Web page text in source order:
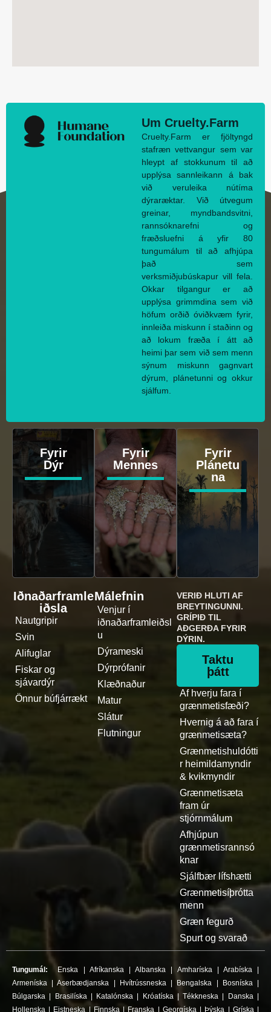
Um Cruelty.Farm
Cruelty.Farm er fjöltyngd
stafræn vettvangur sem var
hleypt af stokkunum til að
upplýsa sannleikann á bak
við veruleika nútíma
dýraræktar. Við útvegum
greinar, myndbandsvitni,
rannsóknarefni og
fræðsluefni á yfir 80
tungumálum til að afhjúpa
það sem
verksmiðjubúskapur vill fela.
Okkar tilgangur er að
upplýsa grimmdina sem við
höfum orðið óviðkvæm fyrir,
innleiða miskunn í staðinn og
að lokum fræða í átt að
heimi þar sem við sem menn
sýnum miskunn gagnvart
dýrum, plánetunni og okkur
sjálfum.
Fyrir
Dýr
Fyrir
Mennes
Fyrir
Plánetu
na
Iðnaðarframle
iðsla
Nautgripir
Svin
Alifuglar
Fiskar og
sjávardýr
Önnur búfjárrækt
Málefnin
Venjur í
iðnaðarframleiðsl
u
Dýrameski
Dýrprófanir
Klæðnaður
Matur
Slátur
Flutningur
VERIÐ HLUTI AF
BREYTINGUNNI.
GRÍPIÐ TIL
AÐGERÐA FYRIR
DÝRIN.
Taktu
þátt
Af hverju fara í
grænmetisfæði?
Hvernig á að fara í
grænmetisæta?
Grænmetishuldótti
r heimildamyndir
& kvikmyndir
Grænmetisæta
fram úr
stjórnmálum
Afhjúpun
grænmetisrannsó
knar
Sjálfbær lífshætti
Grænmetisíþrótta
menn
Græn fegurð
Spurt og svarað
Tungumál: Enska Afríkanska|Albanska Amharíska| Arabíska|
Armeníska |Aserbædjanska Hvítrússneska| Bengalska Bosníska|
Búlgarska
Brasilíska| Katalónska Króatíska|Tékkneska Danska|
Hollenska
Eistneska Finnska| Franska Georgíska| Þýska Gríska|